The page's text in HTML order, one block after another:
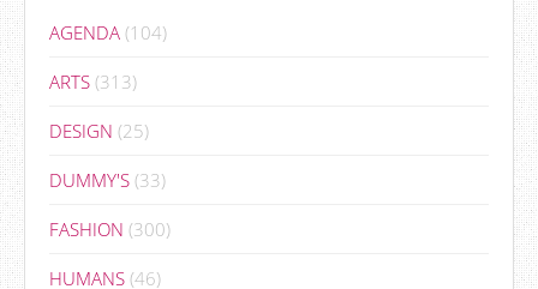
AGENDA (104)
ARTS (313)
DESIGN (25)
DUMMY'S (33)
FASHION (300)
HUMANS (46)